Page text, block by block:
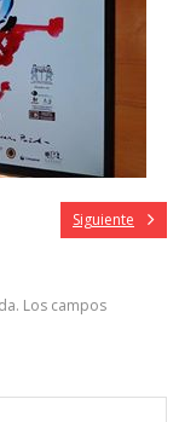
Siguiente
Los campos